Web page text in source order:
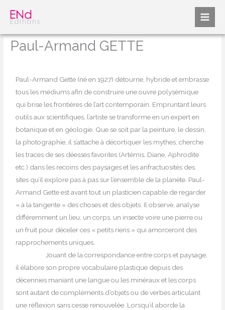
Paul-Armand GETTE
Paul-Armand Gette (né en 1927) détourne, hybride et embrasse
tous les médiums afin de construire une ouvre polysémique
qui brise les frontières de l’art contemporain. Empruntant leurs
outils aux scientifiques, l’artiste se transforme en un expert en
botanique et en géologie. Que se soit par la peinture, le dessin,
la photographie, il s’attache à décortiquer les mythes, cherche
les traces de ses déesses favorites (Artémis, Diane, Aphrodite
etc.) dans les recoins des paysages et les anfractuosités des
sites qu’il explore pas à pas sur l’ensemble de la planète. Paul-
Armand Gette est avant tout un plasticien capable de regarder
« à la tangente » des choses et des objets. Il observe, analyse
différemment un lieu, un corps, un insecte voire une pierre ou
un fruit pour déceler ces « petits riens » qui amorceront des
rapprochements uniques.
Jouant de la correspondance entre corps et paysage,
il élabore son propre vocabulaire plastique depuis des
décennies maniant une langue ou les minéraux et les corps
sont autant de compléments d’objets ou de verbes articulant
une réflexion sans cesse renouvelée. Lorsqu’il aborde la